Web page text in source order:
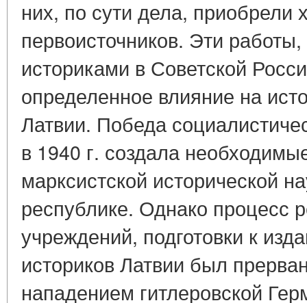
них, по сути дела, приобрели
первоисточников. Эти
историками в Советской
определенное влияние на
Латвии. Победа
в 1940 г. создала
марксистской исторической
республике. Однако процесс
учреждений, подготовки к
историков Латвии был
нападением гитлеровской